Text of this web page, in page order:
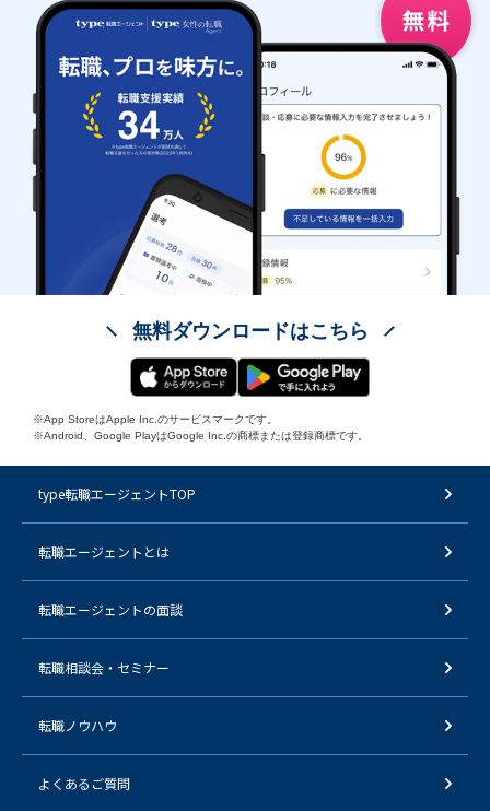
無料ダウンロードはこちら
※App StoreはApple Inc.のサービスマークです。
※Android、Google PlayはGoogle Inc.の商標または登録商標です。
type転職エージェントTOP
転職エージェントとは
転職エージェントの面談
転職相談会・セミナー
転職ノウハウ
よくあるご質問